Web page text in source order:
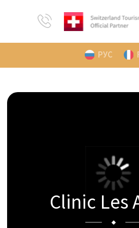
جودة استثنائية تقدم علاجاً مخصصاً ومساراً
نحو التعافي.